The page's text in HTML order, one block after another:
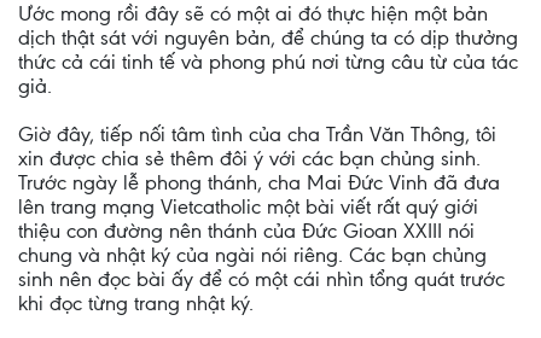
Ước mong rồi đây sẽ có một ai đó thực hiện một bản
dịch thật sát với nguyên bản, để chúng ta có dịp thưởng
thức cả cái tinh tế và phong phú nơi từng câu từ của tác
giả.
Giờ đây, tiếp nối tâm tình của cha Trần Văn Thông, tôi
xin được chia sẻ thêm đôi ý với các bạn chủng sinh.
Trước ngày lễ phong thánh, cha Mai Đức Vinh đã đưa
lên trang mạng Vietcatholic một bài viết rất quý giới
thiệu con đường nên thánh của Đức Gioan XXIII nói
chung và nhật ký của ngài nói riêng. Các bạn chủng
sinh nên đọc bài ấy để có một cái nhìn tổng quát trước
khi đọc từng trang nhật ký.